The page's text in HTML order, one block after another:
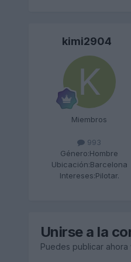
kimi2904
Miembros
993
Género:Hombre
Ubicación:Barcelona
Intereses:Pilotar.
Unirse a la
Puedes publicar ahora